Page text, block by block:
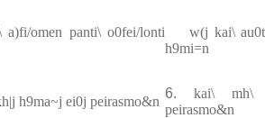
omen panti\ o0fei/lonti w(j kai\
h9mi=n
h9ma~j ei0j peirasmo&n
6. kai\ mh\
peirasmo&n